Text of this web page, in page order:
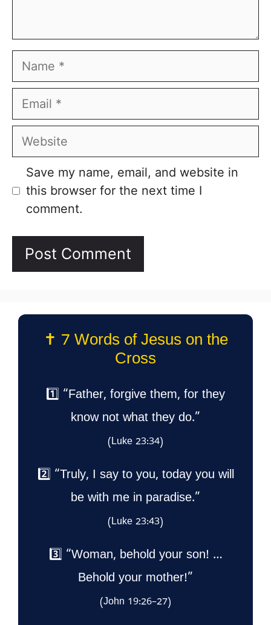
Name
Email
Website
Save my name, email, and website in
this browser for the next time I
comment.
✝️ 7 Words of Jesus on the
Cross
1️⃣ “Father, forgive them, for they
know not what they do.”
(Luke 23:34)
2️⃣ “Truly, I say to you, today you will
be with me in paradise.”
(Luke 23:43)
3️⃣ “Woman, behold your son! …
Behold your mother!”
(John 19:26–27)